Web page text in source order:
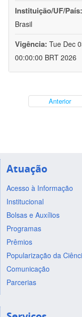
Instituição/UF/País:
Brasil
Vigência: Tue Dec
00:00:00 BRT 2026
Anterior
Atuação
Acesso à Informação
Institucional
Bolsas e Auxílios
Programas
Prêmios
Popularização da
Comunicação
Parcerias